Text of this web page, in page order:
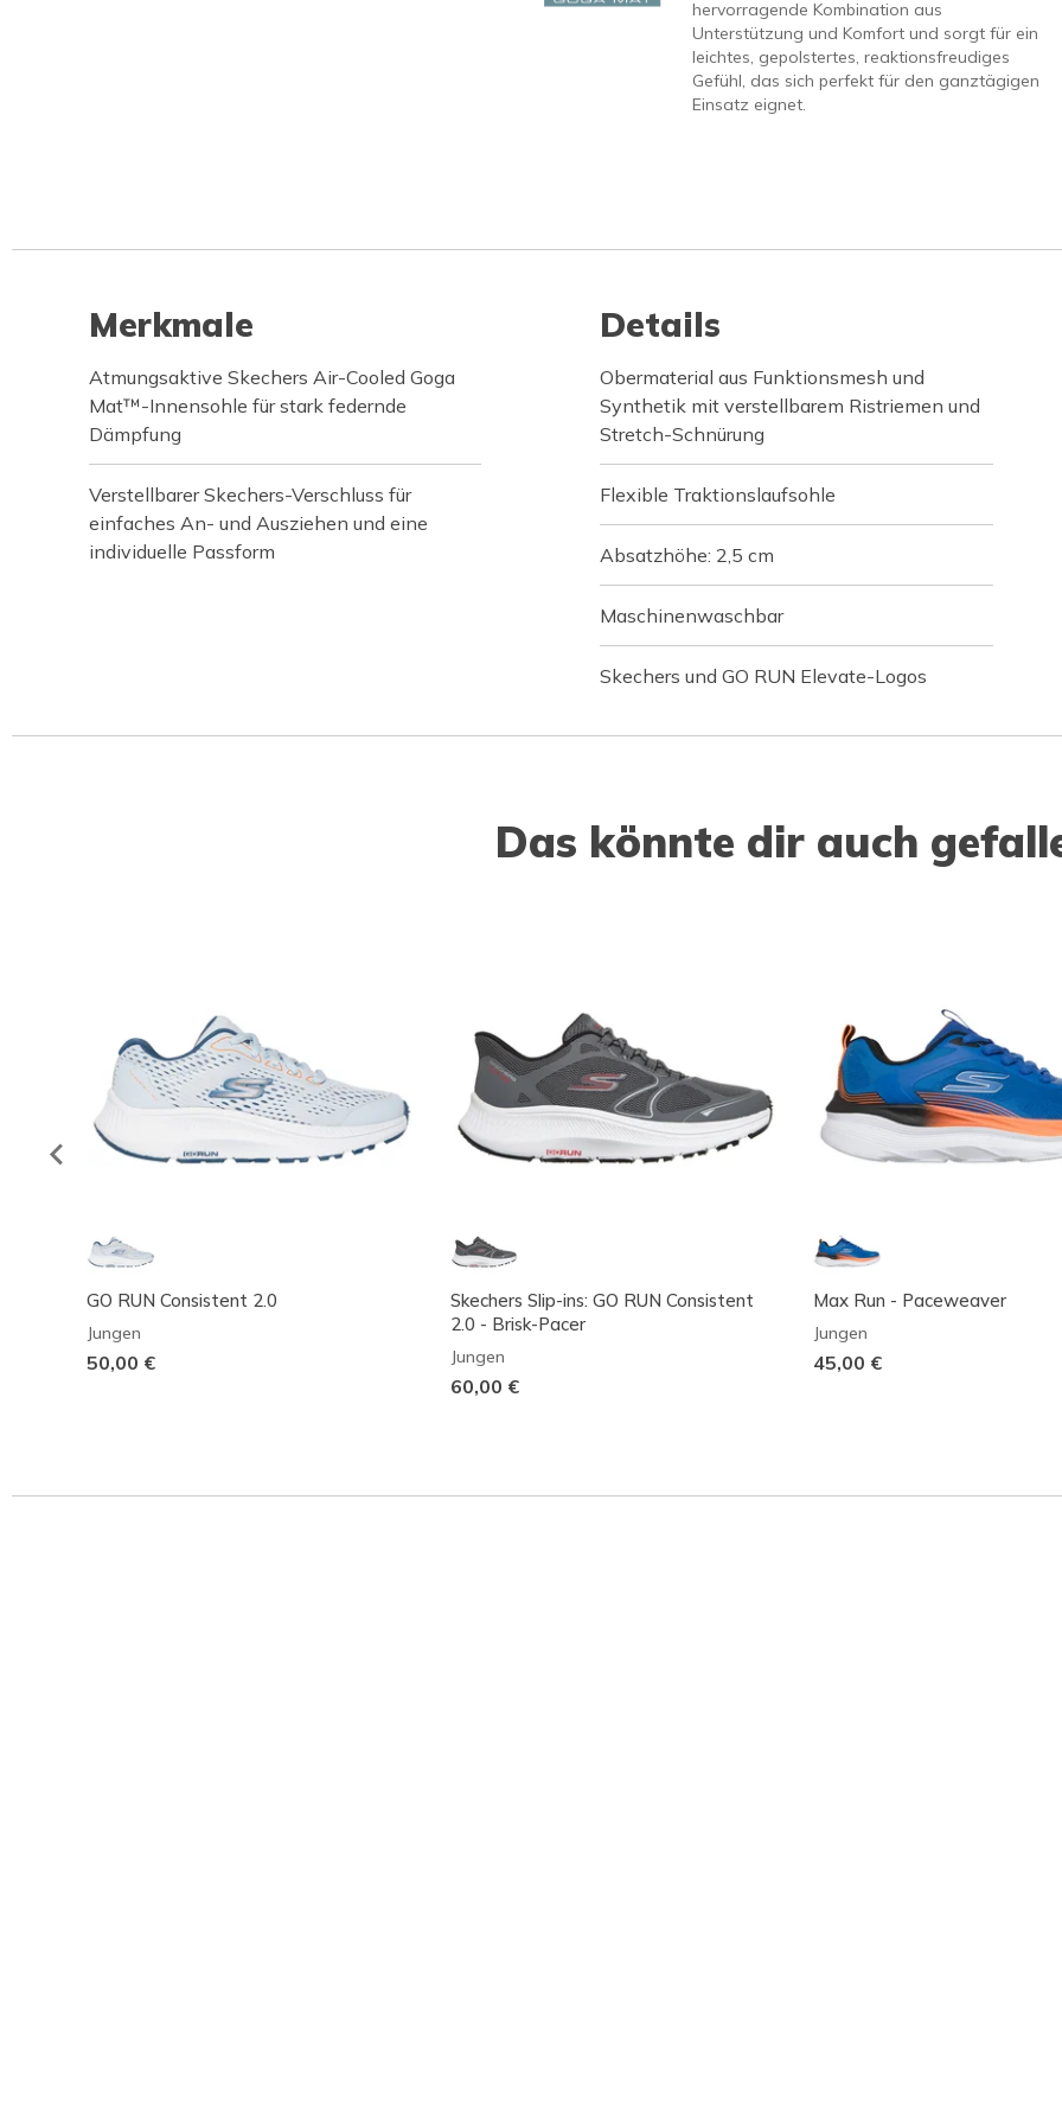
hervorragende Kombination aus
Unterstützung und Komfort und sorgt für ein
leichtes, gepolstertes, reaktionsfreudiges
Gefühl, das sich perfekt für den ganztägigen
Einsatz eignet.
Merkmale
Atmungsaktive Skechers Air-Cooled Goga
Mat™-Innensohle für stark federnde
Dämpfung
Verstellbarer Skechers-Verschluss für
einfaches An- und Ausziehen und eine
individuelle Passform
Details
Obermaterial aus Funktionsmesh und
Synthetik mit verstellbarem Ristriemen und
Stretch-Schnürung
Flexible Traktionslaufsohle
Absatzhöhe: 2,5 cm
Maschinenwaschbar
Skechers und GO RUN Elevate-Logos
Das könnte dir auch
GO RUN Consistent 2.0
Jungen
50,00 €
Skechers Slip-ins: GO RUN Consistent
2.0 - Brisk-Pacer
Jungen
60,00 €
Max Run - Paceweaver
Jungen
45,00 €